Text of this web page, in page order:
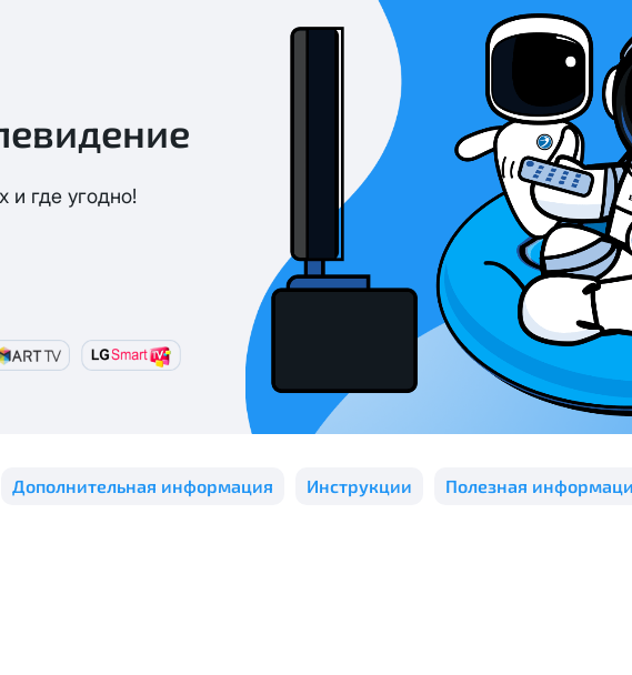
и где угодно!
Дополнительная информация Инструкции Полезная
данных
сПолитикой в отношении обработки
в соответствии сПолитикой в отношении обработки
Политикой в отношении обработки
списывается3000 рублей.
При отсутствии оплаты за услугу публичный IP-адрес в течение